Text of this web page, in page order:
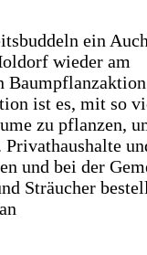
ein
wieder am
ist es, mit so
zu pflanzen,
und bei der
Sträucher